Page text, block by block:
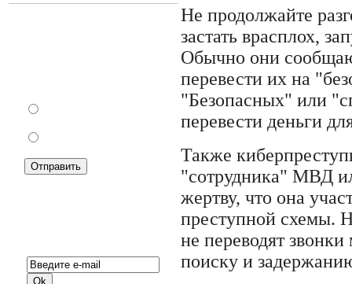
Не продолжайте
застать врасплох,
Обычно они
перевести их на
"Безопасных" или
перевести деньги
Также
"сотрудника" МВД
жертву, что она
преступной схемы.
не переводят
поиску и